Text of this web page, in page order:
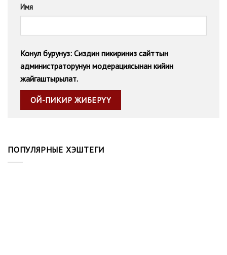
Имя
Конул бурунуз: Сиздин пикириниз сайттын
администраторунун модерациясынан кийин
жайгаштырылат.
ПОПУЛЯРНЫЕ ХЭШТЕГИ